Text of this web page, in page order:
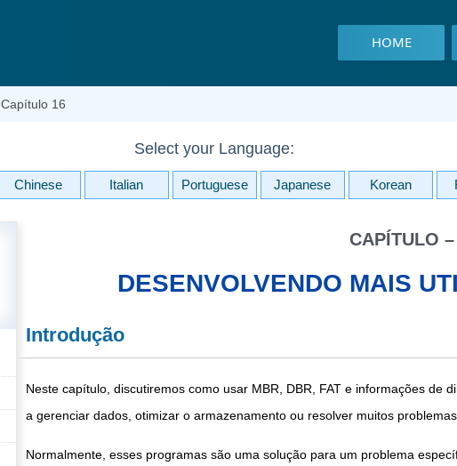
HOME
Capítulo 16
Select your Language:
Chinese Italian Portuguese Japanese Korean
CAPÍTULO
DESENVOLVENDO MAIS
Introdução
Neste capítulo, discutiremos como usar MBR, DBR, FAT e informações de
a gerenciar dados, otimizar o armazenamento ou resolver muitos
Normalmente, esses programas são uma solução para um problema